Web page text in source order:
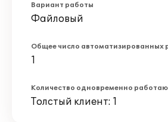
Вариант работы
Файловый
Общее число автоматизированных
1
Количество одновременно
Толстый клиент: 1